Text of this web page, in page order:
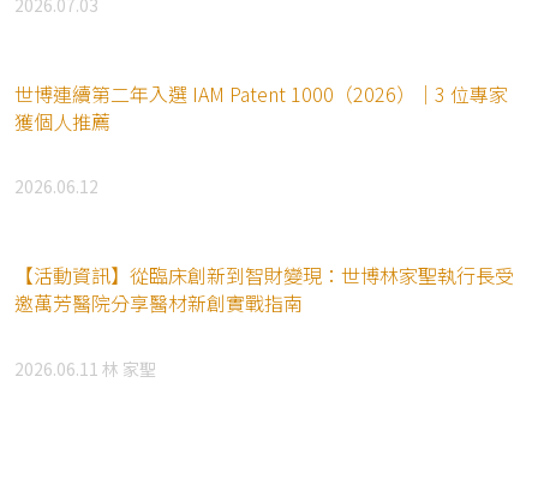
世博連續第二年入選 IAM Patent 1000（2026）｜3 位專家
獲個人推薦
2026.06.12
【活動資訊】從臨床創新到智財變現：世博林家聖執行長受
邀萬芳醫院分享醫材新創實戰指南
2026.06.11 林 家聖